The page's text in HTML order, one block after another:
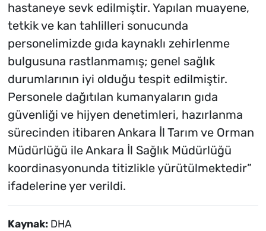
hastaneye sevk edilmiştir. Yapılan muayene,
tetkik ve kan tahlilleri sonucunda
personelimizde gıda kaynaklı zehirlenme
bulgusuna rastlanmamış; genel sağlık
durumlarının iyi olduğu tespit edilmiştir.
Personele dağıtılan kumanyaların gıda
güvenliği ve hijyen denetimleri, hazırlanma
sürecinden itibaren Ankara İl Tarım ve Orman
Müdürlüğü ile Ankara İl Sağlık Müdürlüğü
koordinasyonunda titizlikle yürütülmektedir”
ifadelerine yer verildi.
Kaynak: DHA